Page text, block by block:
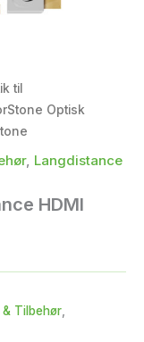
til
Optisk
, Langdistance
HDMI
& Tilbehør